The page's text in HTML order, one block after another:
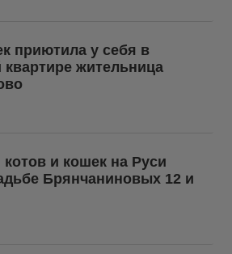
приютила у себя в
жительница
и кошек на Руси
Брянчаниновых 12 и